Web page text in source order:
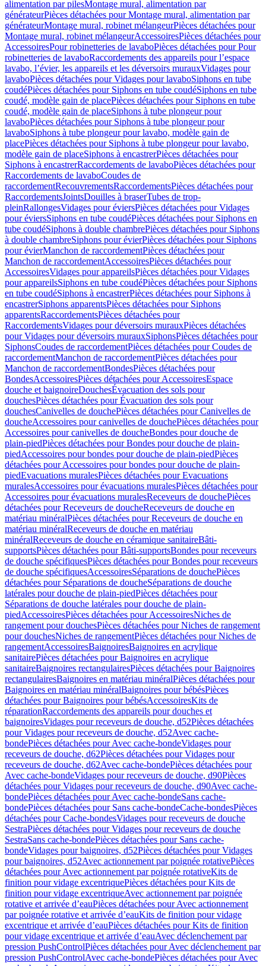
alimentation par pilesMontage mural, alimentation par
générateurPièces détachées pour Montage mural, alimentation par
générateurMontage mural, robinet mélangeurPièces détachées pour
Montage mural, robinet mélangeurAccessoiresPièces détachées pour
AccessoiresPour robinetteries de lavaboPièces détachées pour Pour
robinetteries de lavaboRaccordements des appareils pour l’espace
lavabo, l’évier, les appareils et les déversoirs murauxVidages pour
lavaboPièces détachées pour Vidages pour lavaboSiphons en tube
coudéPièces détachées pour Siphons en tube coudéSiphons en tube
coudé, modèle gain de placePièces détachées pour Siphons en tube
coudé, modèle gain de placeSiphons à tube plongeur pour
lavaboPièces détachées pour Siphons à tube plongeur pour
lavaboSiphons à tube plongeur pour lavabo, modèle gain de
placePièces détachées pour Siphons à tube plongeur pour lavabo,
modèle gain de placeSiphons à encastrerPièces détachées pour
Siphons à encastrerRaccordements de lavaboPièces détachées pour
Raccordements de lavaboCoudes de
raccordementRecouvrementsRaccordementsPièces détachées pour
RaccordementsJointsDouilles à braserTubes de trop-
pleinRallongesVidages pour éviersPièces détachées pour Vidages
pour éviersSiphons en tube coudéPièces détachées pour Siphons en
tube coudéSiphons à double chambrePièces détachées pour Siphons
à double chambreSiphons pour évierPièces détachées pour Siphons
pour évierManchon de raccordementPièces détachées pour
Manchon de raccordementAccessoiresPièces détachées pour
AccessoiresVidages pour appareilsPièces détachées pour Vidages
pour appareilsSiphons en tube coudéPièces détachées pour Siphons
en tube coudéSiphons à encastrerPièces détachées pour Siphons à
encastrerSiphons apparentsPièces détachées pour Siphons
apparentsRaccordementsPièces détachées pour
RaccordementsVidages pour déversoirs murauxPièces détachées
pour Vidages pour déversoirs murauxSiphonsPièces détachées pour
SiphonsCoudes de raccordementPièces détachées pour Coudes de
raccordementManchon de raccordementPièces détachées pour
Manchon de raccordementBondesPièces détachées pour
BondesAccessoiresPièces détachées pour AccessoiresEspace
douche et baignoireDouchesÉvacuation des sols pour
douchesPièces détachées pour Évacuation des sols pour
douchesCanivelles de douchePièces détachées pour Canivelles de
doucheAccessoires pour canivelles de douchePièces détachées pour
Accessoires pour canivelles de doucheBondes pour douche de
plain-piedPièces détachées pour Bondes pour douche de plain-
piedAccessoires pour bondes pour douche de plain-piedPièces
détachées pour Accessoires pour bondes pour douche de plain-
piedEvacuations muralesPièces détachées pour Evacuations
muralesAccessoires pour évacuations muralesPièces détachées pour
Accessoires pour évacuations muralesReceveurs de douchePièces
détachées pour Receveurs de doucheReceveurs de douche en
matériau minéralPièces détachées pour Receveurs de douche en
matériau minéralReceveurs de douche en matériau
minéralReceveurs de douche en céramique sanitaireBâti-
supportsPièces détachées pour Bâti-supportsBondes pour receveurs
de douche spécifiquesPièces détachées pour Bondes pour receveurs
de douche spécifiquesAccessoiresSéparations de douchePièces
détachées pour Séparations de doucheSéparations de douche
latérales pour douche de plain-piedPièces détachées pour
Séparations de douche latérales pour douche de plain-
piedAccessoiresPièces détachées pour AccessoiresNiches de
rangement pour douchesPièces détachées pour Niches de rangement
pour douchesNiches de rangementPièces détachées pour Niches de
rangementAccessoiresBaignoiresBaignoires en acrylique
sanitairePièces détachées pour Baignoires en acrylique
sanitaireBaignoires rectangulairesPièces détachées pour Baignoires
rectangulairesBaignoires en matériau minéralPièces détachées pour
Baignoires en matériau minéralBaignoires pour bébésPièces
détachées pour Baignoires pour bébésAccessoiresKits de
réparationRaccordements des appareils pour douches et
baignoiresVidages pour receveurs de douche, d52Pièces détachées
pour Vidages pour receveurs de douche, d52Avec cache-
bondePièces détachées pour Avec cache-bondeVidages pour
receveurs de douche, d62Pièces détachées pour Vidages pour
receveurs de douche, d62Avec cache-bondePièces détachées pour
Avec cache-bondeVidages pour receveurs de douche, d90Pièces
détachées pour Vidages pour receveurs de douche, d90Avec cache-
bondePièces détachées pour Avec cache-bondeSans cache-
bondePièces détachées pour Sans cache-bondeCache-bondesPièces
détachées pour Cache-bondesVidages pour receveurs de douche
SestraPièces détachées pour Vidages pour receveurs de douche
SestraSans cache-bondePièces détachées pour Sans cache-
bondeVidages pour baignoires, d52Pièces détachées pour Vidages
pour baignoires, d52Avec actionnement par poignée rotativePièces
détachées pour Avec actionnement par poignée rotativeKits de
finition pour vidage excentriquePièces détachées pour Kits de
finition pour vidage excentriqueAvec actionnement par poignée
rotative et arrivée d’eauPièces détachées pour Avec actionnement
par poignée rotative et arrivée d’eauKits de finition pour vidage
excentrique et arrivée d’eauPièces détachées pour Kits de finition
pour vidage excentrique et arrivée d’eauAvec déclenchement par
pression PushControlPièces détachées pour Avec déclenchement par
pression PushControlAvec cache-bondePièces détachées pour Avec